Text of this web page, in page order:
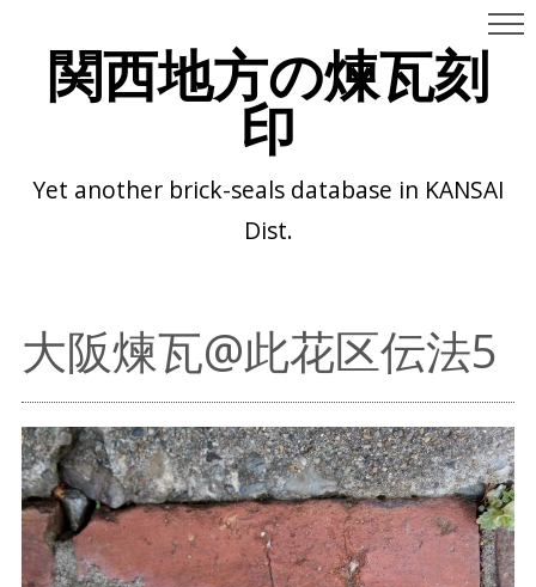
関西地方の煉瓦刻
印
Yet another brick-seals database in KANSAI
Dist.
大阪煉瓦@此花区伝法5